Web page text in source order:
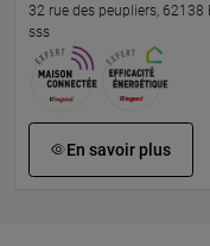
32 rue des peupliers, 62138
sss
En savoir plus